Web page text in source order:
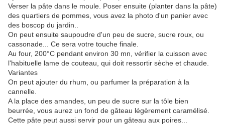
Verser la pâte dans le moule. Poser ensuite (planter dans la pâte)
des quartiers de pommes, vous avez la photo d'un panier avec
des boscop du jardin..
On peut ensuite saupoudre d'un peu de sucre, sucre roux, ou
cassonade... Ce sera votre touche finale.
Au four, 200°C pendant environ 30 mn, vérifier la cuisson avec
l'habituelle lame de couteau, qui doit ressortir sèche et chaude.
Variantes
On peut ajouter du rhum, ou parfumer la préparation à la
cannelle.
A la place des amandes, un peu de sucre sur la tôle bien
beurrée, vous aurez un fond de gâteau légèrement caramélisé.
Cette pâte peut aussi servir pour un gâteau aux poires...